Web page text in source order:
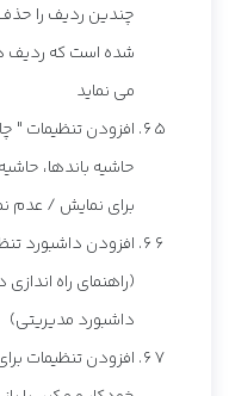
چندین ردیف را حذف
شده است که ردیف
می نماید
افزودن تنظیمات "
حاشیه باندها،
برای نمایش / عدم
افزودن داشبورد
(راهنمای راه
داشبورد مدیریتی)
افزودن تنظیمات